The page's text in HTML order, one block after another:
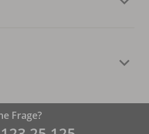
Frage?